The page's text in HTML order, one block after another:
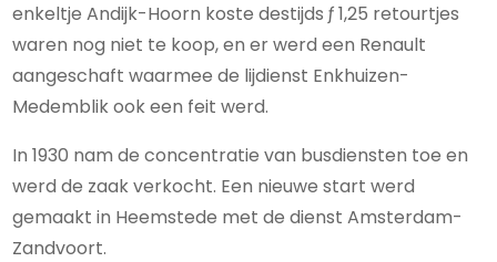
enkeltje Andijk-Hoorn koste destijds ƒ 1,25 retourtjes
waren nog niet te koop, en er werd een Renault
aangeschaft waarmee de lijdienst Enkhuizen-
Medemblik ook een feit werd.
In 1930 nam de concentratie van busdiensten toe en
werd de zaak verkocht. Een nieuwe start werd
gemaakt in Heemstede met de dienst Amsterdam-
Zandvoort.